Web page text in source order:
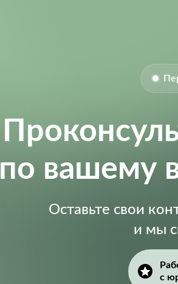
по вашему
Оставьте свои
и мы
с